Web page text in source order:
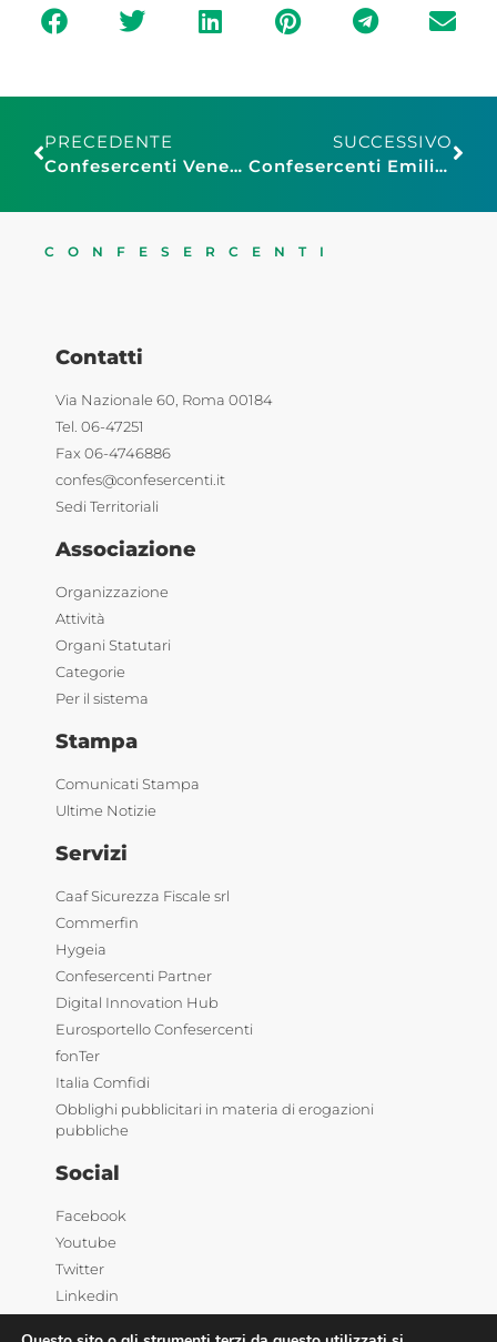
PRECEDENTE
Confesercenti Veneto: e-commerce va regolata al pari della Grande Distribuzione
SUCCESSIVO
Confesercenti Emilia Romagna, CALL TO ACTION: corso organizzato dal Nuovo Cescot
CONFESERCENTI
Contatti
Via Nazionale 60, Roma 00184
Tel. 06-47251
Fax 06-4746886
confes@confesercenti.it
Sedi Territoriali
Associazione
Organizzazione
Attività
Organi Statutari
Categorie
Per il sistema
Stampa
Comunicati Stampa
Ultime Notizie
Servizi
Caaf Sicurezza Fiscale srl
Commerfin
Hygeia
Confesercenti Partner
Digital Innovation Hub
Eurosportello Confesercenti
fonTer
Italia Comfidi
Obblighi pubblicitari in materia di erogazioni
pubbliche
Social
Facebook
Youtube
Twitter
Linkedin